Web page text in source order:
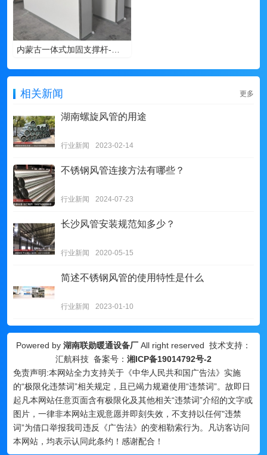
相关新闻 更多
湖南螺旋风管的用途
行业新闻 2023-02-14
不锈钢风管连接方法有哪些？
行业新闻 2024-07-23
长沙风管安装规范知多少？
行业新闻 2020-05-15
简述不锈钢风管的使用特性是什么
行业新闻 2023-01-10
Powered by 湖南联勋暖通设备厂 All right reserved 技术支持：
汇航科技 备案号： 湘ICP备19014792号-2
免责声明:本网站全力支持关于《中华人民共和国广告法》实施
的“极限化违禁词”相关规定，且已竭力规避使用“违禁词”。故即日
起凡本网站任意页面含有极限化及其他相关“违禁词”介绍的文字或
图片，一律非本网站主观意愿并即刻失效，不支持以任何"违禁
词”为借口举报我司违反《广告法》的变相勒索行为。凡访客访问
本网站，均表示认同此条约！感谢配合！